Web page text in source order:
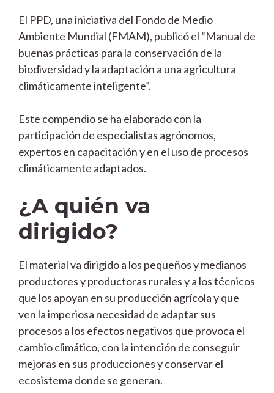
El PPD, una iniciativa del Fondo de Medio
Ambiente Mundial (FMAM), publicó el “Manual de
buenas prácticas para la conservación de la
biodiversidad y la adaptación a una agricultura
climáticamente inteligente”.
Este compendio se ha elaborado con la
participación de especialistas agrónomos,
expertos en capacitación y en el uso de procesos
climáticamente adaptados.
¿A quién va
dirigido?
El material va dirigido a los pequeños y medianos
productores y productoras rurales y a los técnicos
que los apoyan en su producción agrícola y que
ven la imperiosa necesidad de adaptar sus
procesos a los efectos negativos que provoca el
cambio climático, con la intención de conseguir
mejoras en sus producciones y conservar el
ecosistema donde se generan.